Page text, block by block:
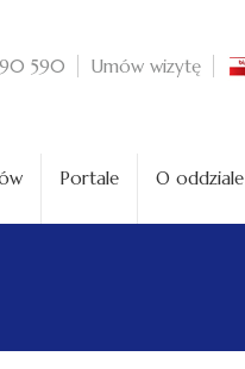
590 Umów wizytę
Portale O oddziale